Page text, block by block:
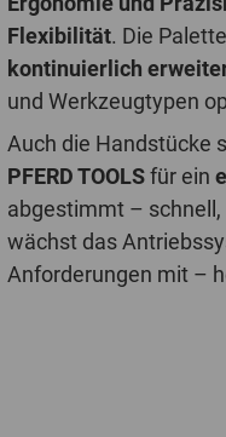
Flexibilität. Die
kontinuierlich
und Werkzeugtypen
Auch die Handstücke
PFERD TOOLSfür ein
abgestimmt – schnell,
wächst das
Anforderungen mit –